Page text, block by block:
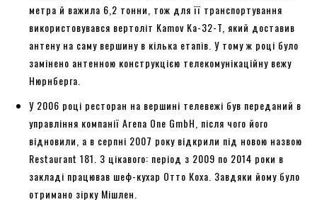
метра й важила 6,2 тонни, тож для її транспортування
використовувався вертоліт Kamov Ka-32-T, який доставив
антену на саму вершину в кілька етапів. У тому ж році було
замінено антенною конструкцією телекомунікаційну вежу
Нюрнберга.
У 2006 році ресторан на вершині телевежі був переданий в
управління компанії Arena One GmbH, після чого його
відновили, а в серпні 2007 року відкрили під новою назвою
Restaurant 181. З цікавого: період з 2009 по 2014 роки в
закладі працював шеф-кухар Отто Коха. Завдяки йому було
отримано зірку Мішлен.